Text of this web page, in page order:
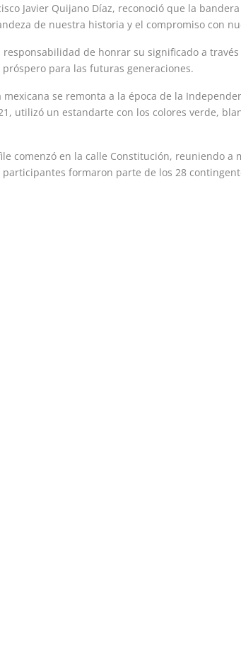
Javier Quijano Díaz, reconoció que la
de nuestra historia y el compromiso con
de honrar su significado a
para las futuras generaciones.
se remonta a la época de la
utilizó un estandarte con los colores verde,
comenzó en la calle Constitución, reuniendo a
formaron parte de los 28